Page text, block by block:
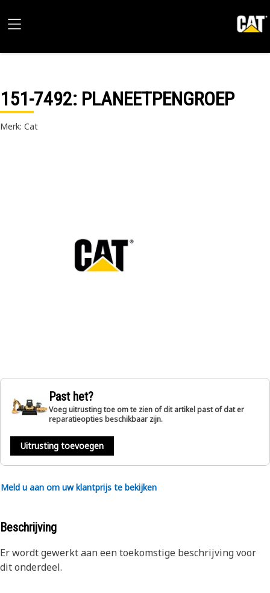
151-7492: PLANEETPENGROEP
Merk: Cat
Past het?
Voeg uitrusting toe om te zien of dit artikel past of dat er
reparatieopties beschikbaar zijn.
Uitrusting toevoegen
Meld u aan om uw klantprijs te bekijken
Beschrijving
Er wordt gewerkt aan een toekomstige beschrijving voor
dit onderdeel.